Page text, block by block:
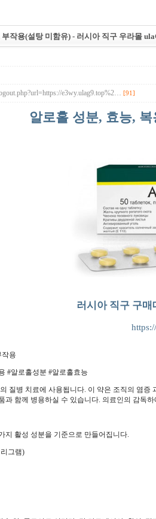
작용(설탕 미함유) - 러시아 직구 우라몰
e3wy.ulag9.top%2… [91]
알로홀 성분, 효능,
러시아 직구 구
작용
#알로홀성분 #알로홀효능
질병 치료에 사용됩니다. 이 약은 조직의 염
과 함께 병용하실 수 있습니다. 의료인의 감독
지 활성 성분을 기준으로 만들어집니다.
그램)